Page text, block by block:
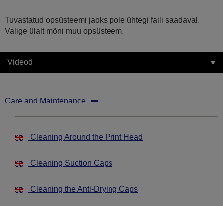
Tuvastatud opsüsteemi jaoks pole ühtegi faili saadaval.
Valige ülalt mõni muu opsüsteem.
Videod
Care and Maintenance
Cleaning Around the Print Head
Cleaning Suction Caps
Cleaning the Anti-Drying Caps